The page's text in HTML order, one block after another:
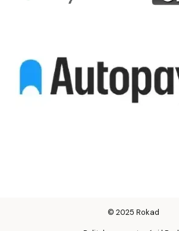
© 2025 Rokad